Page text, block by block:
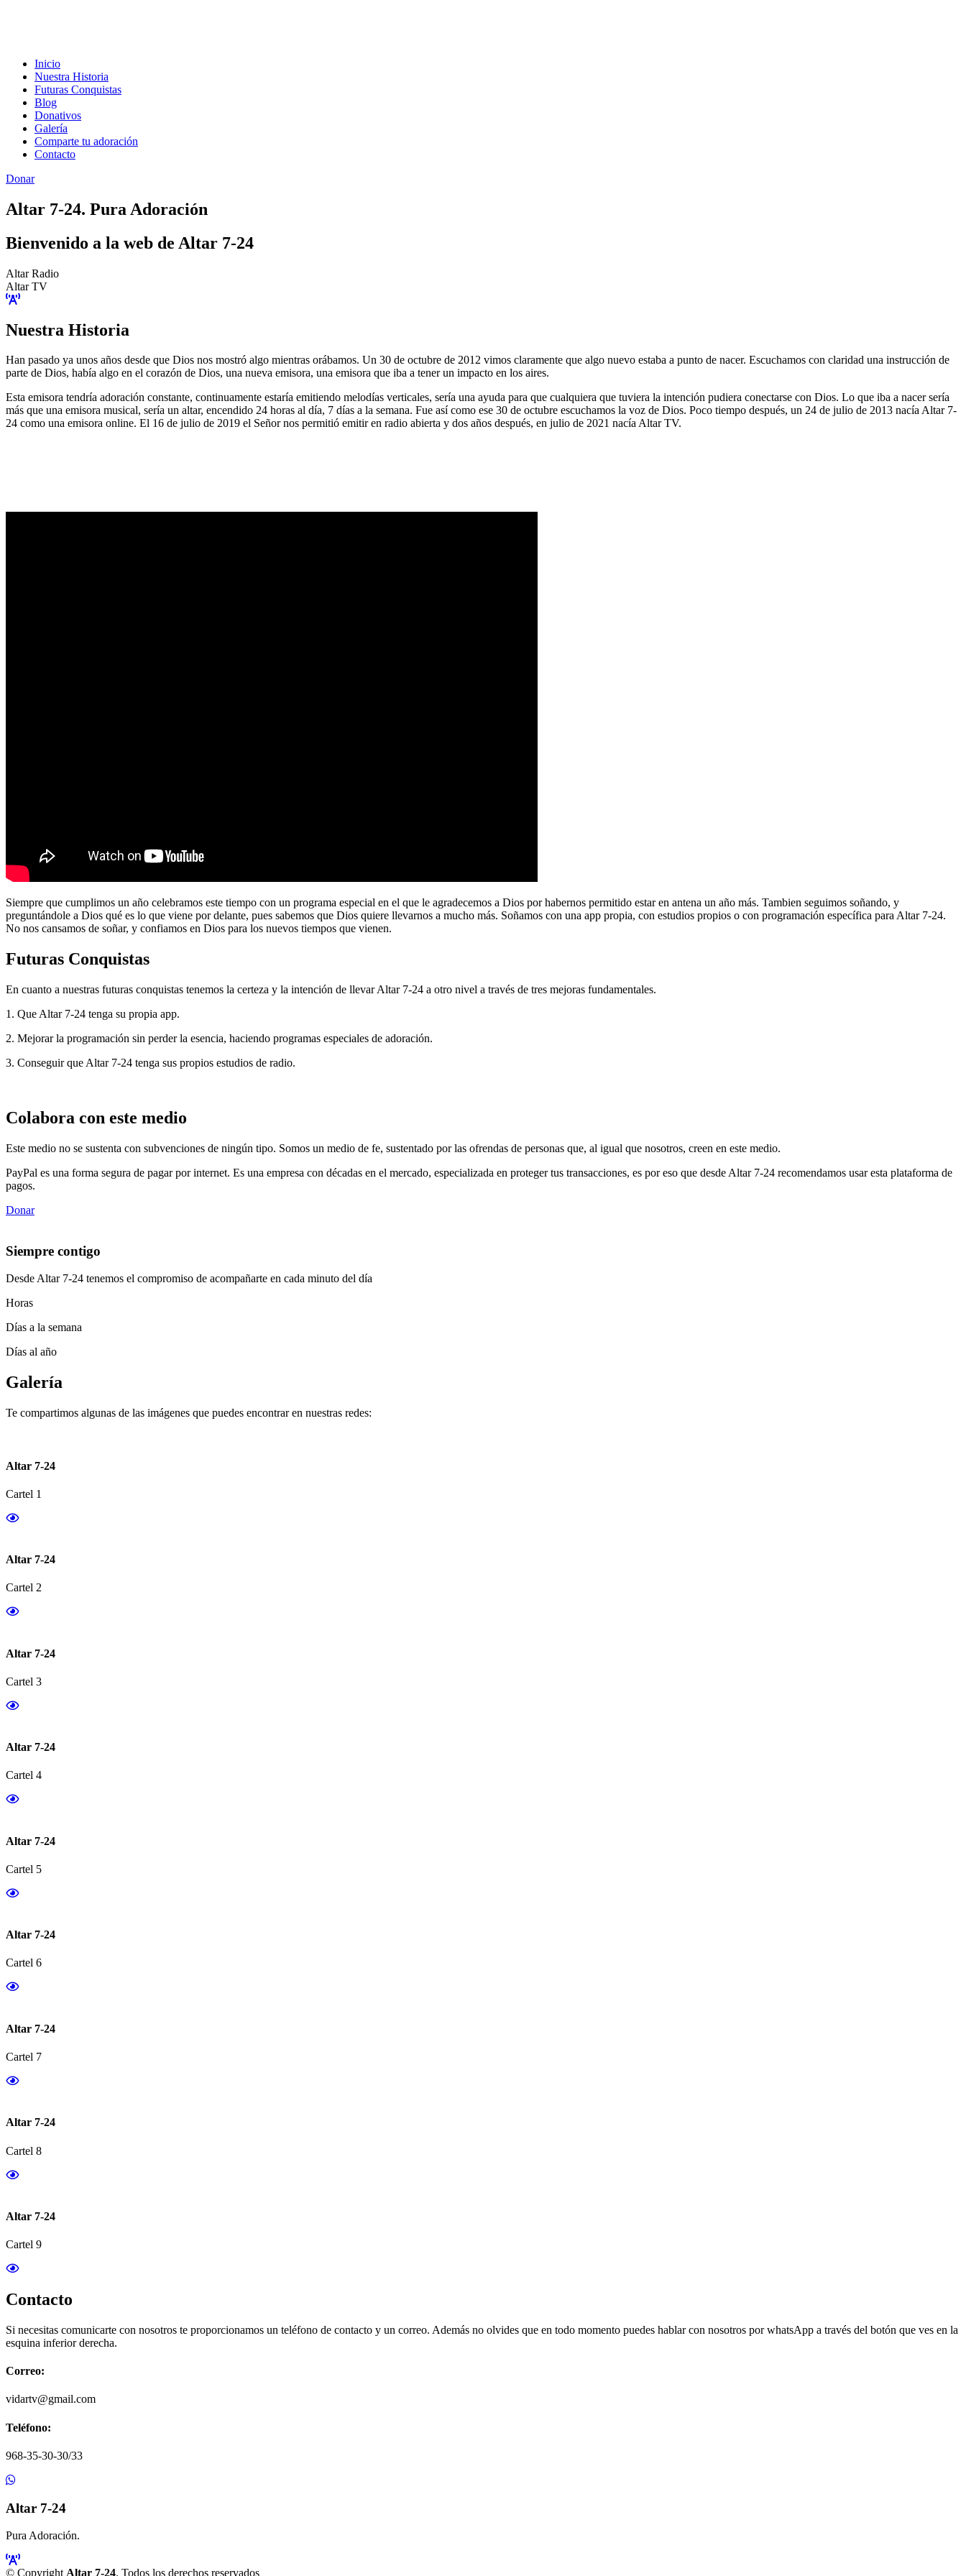
Inicio
Nuestra Historia
Futuras Conquistas
Blog
Donativos
Galería
Comparte tu adoración
Contacto
Donar
Altar 7-24. Pura Adoración
Bienvenido a la web de Altar 7-24
Altar Radio
Altar TV
Nuestra Historia
Han pasado ya unos años desde que Dios nos mostró algo mientras orábamos. Un 30 de octubre de 2012 vimos claramente que algo nuevo estaba a punto de nacer. Escuchamos con claridad una instrucción de
parte de Dios, había algo en el corazón de Dios, una nueva emisora, una emisora que iba a tener un impacto en los aires.
Esta emisora tendría adoración constante, continuamente estaría emitiendo melodías verticales, sería una ayuda para que cualquiera que tuviera la intención pudiera conectarse con Dios. Lo que iba a nacer sería
más que una emisora musical, sería un altar, encendido 24 horas al día, 7 días a la semana. Fue así como ese 30 de octubre escuchamos la voz de Dios. Poco tiempo después, un 24 de julio de 2013 nacía Altar 7-
24 como una emisora online. El 16 de julio de 2019 el Señor nos permitió emitir en radio abierta y dos años después, en julio de 2021 nacía Altar TV.
Siempre que cumplimos un año celebramos este tiempo con un programa especial en el que le agradecemos a Dios por habernos permitido estar en antena un año más. Tambien seguimos soñando, y
preguntándole a Dios qué es lo que viene por delante, pues sabemos que Dios quiere llevarnos a mucho más. Soñamos con una app propia, con estudios propios o con programación específica para Altar 7-24.
No nos cansamos de soñar, y confiamos en Dios para los nuevos tiempos que vienen.
Futuras Conquistas
En cuanto a nuestras futuras conquistas tenemos la certeza y la intención de llevar Altar 7-24 a otro nivel a través de tres mejoras fundamentales.
1. Que Altar 7-24 tenga su propia app.
2. Mejorar la programación sin perder la esencia, haciendo programas especiales de adoración.
3. Conseguir que Altar 7-24 tenga sus propios estudios de radio.
Colabora con este medio
Este medio no se sustenta con subvenciones de ningún tipo. Somos un medio de fe, sustentado por las ofrendas de personas que, al igual que nosotros, creen en este medio.
PayPal es una forma segura de pagar por internet. Es una empresa con décadas en el mercado, especializada en proteger tus transacciones, es por eso que desde Altar 7-24 recomendamos usar esta plataforma de
pagos.
Donar
Siempre contigo
Desde Altar 7-24 tenemos el compromiso de acompañarte en cada minuto del día
Horas
Días a la semana
Días al año
Galería
Te compartimos algunas de las imágenes que puedes encontrar en nuestras redes:
Altar 7-24
Cartel 1
Altar 7-24
Cartel 2
Altar 7-24
Cartel 3
Altar 7-24
Cartel 4
Altar 7-24
Cartel 5
Altar 7-24
Cartel 6
Altar 7-24
Cartel 7
Altar 7-24
Cartel 8
Altar 7-24
Cartel 9
Contacto
Si necesitas comunicarte con nosotros te proporcionamos un teléfono de contacto y un correo. Además no olvides que en todo momento puedes hablar con nosotros por whatsApp a través del botón que ves en la
esquina inferior derecha.
Correo:
vidartv@gmail.com
Teléfono:
968-35-30-30/33
Altar 7-24
Pura Adoración.
© Copyright Altar 7-24. Todos los derechos reservados